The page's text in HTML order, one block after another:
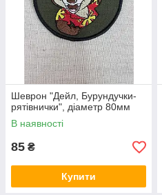
Шеврон "Дейл, Бурундучки-
рятівнички", діаметр 80мм
В наявності
85 ₴
Купити